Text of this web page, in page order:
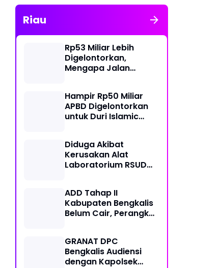
Riau
Rp53 Miliar Lebih
Digelontorkan,
Mengapa Jalan
Tanda Tanya?
Hampir Rp50 Miliar
APBD Digelontorkan
untuk Duri Islamic
Sorotan Publik.
Diduga Akibat
Kerusakan Alat
Laboratorium RSUD
Pulang Anak Usai
Operasi di RS
Thursina, Meski
Transfusi Darah
ADD Tahap II
Kabupaten Bengkalis
Belum Cair, Perangkat
GRANAT DPC
Bengkalis Audiensi
dengan Kapolsek